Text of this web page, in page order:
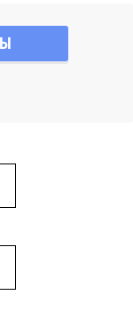
с обеих сторон
каучука
Также